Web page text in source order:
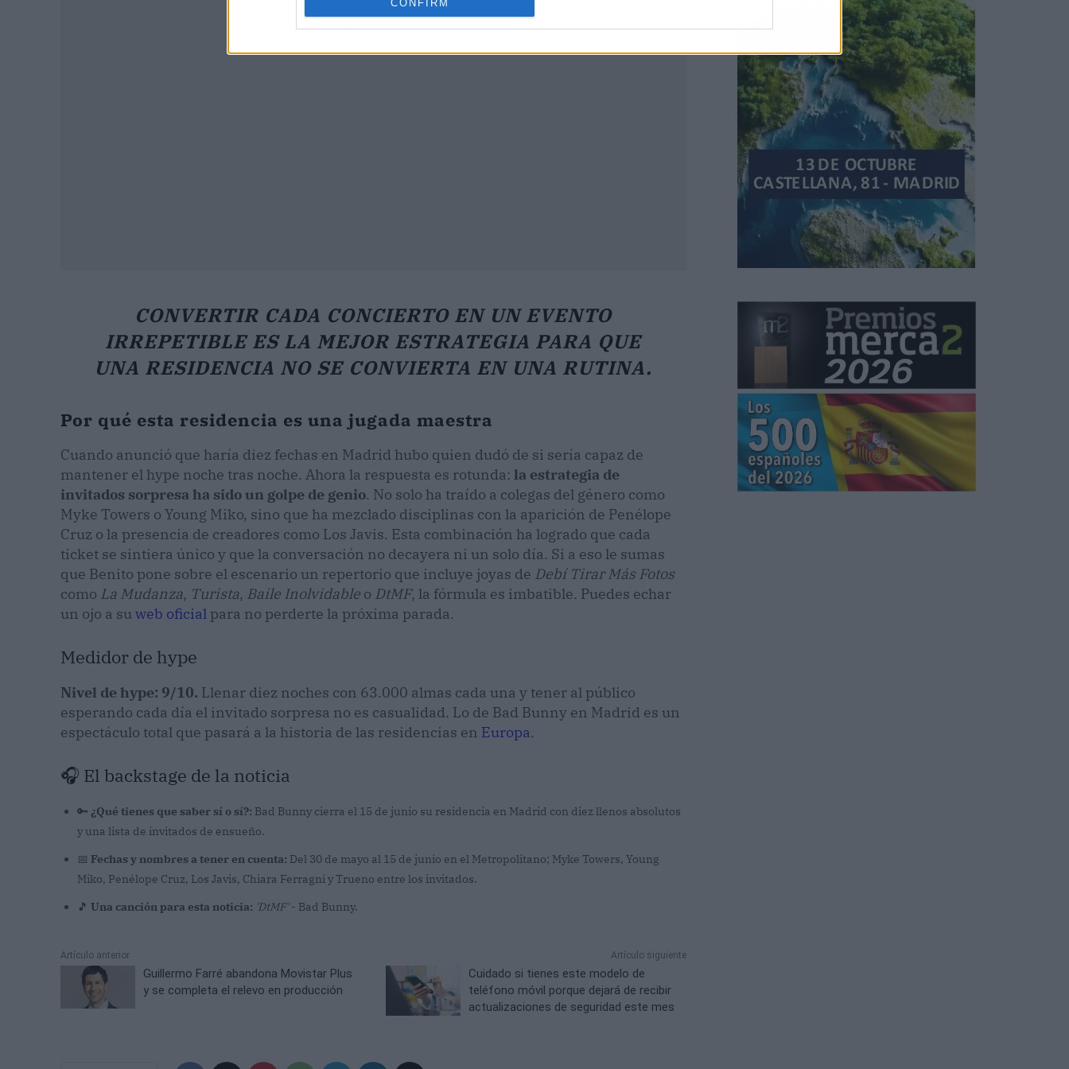
CONFIRM
Publicidad
CONVERTIR CADA CONCIERTO EN UN EVENTO
IRREPETIBLE ES LA MEJOR ESTRATEGIA PARA QUE
UNA RESIDENCIA NO SE CONVIERTA EN UNA RUTINA.
Por qué esta residencia es una jugada maestra
Cuando anunció que haría diez fechas en Madrid hubo quien dudó de si sería capaz de
mantener el hype noche tras noche. Ahora la respuesta es rotunda: la estrategia de
invitados sorpresa ha sido un golpe de genio. No solo ha traído a colegas del género como
Myke Towers o Young Miko, sino que ha mezclado disciplinas con la aparición de Penélope
Cruz o la presencia de creadores como Los Javis. Esta combinación ha logrado que cada
ticket se sintiera único y que la conversación no decayera ni un solo día. Si a eso le sumas
que Benito pone sobre el escenario un repertorio que incluye joyas de Debí Tirar Más Fotos
como La Mudanza, Turista, Baile Inolvidable o DtMF, la fórmula es imbatible. Puedes echar
un ojo a suweb oficial para no perderte la próxima parada.
Medidor de hype
Nivel de hype: 9/10. Llenar diez noches con 63.000 almas cada una y tener al público
esperando cada día el invitado sorpresa no es casualidad. Lo de Bad Bunny en Madrid es un
espectáculo total que pasará a la historia de las residencias en Europa.
🎧 El backstage de la noticia
🔑 ¿Qué tienes que saber sí o sí?: Bad Bunny cierra el 15 de junio su residencia en Madrid con diez llenos absolutos
y una lista de invitados de ensueño.
📅 Fechas y nombres a tener en cuenta: Del 30 de mayo al 15 de junio en el Metropolitano; Myke Towers, Young
Miko, Penélope Cruz, Los Javis, Chiara Ferragni y Trueno entre los invitados.
🎵 Una canción para esta noticia: 'DtMF'- Bad Bunny.
Artículo anterior
Guillermo Farré abandona Movistar Plus
y se completa el relevo en producción
Artículo siguiente
Cuidado si tienes este modelo de
teléfono móvil porque dejará de recibir
actualizaciones de seguridad este mes